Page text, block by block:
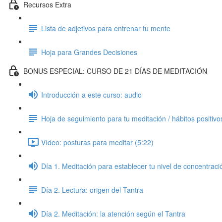
Recursos Extra
Lista de adjetivos para entrenar tu mente
Hoja para Grandes Decisiones
BONUS ESPECIAL: CURSO DE 21 DÍAS DE MEDITACIÓN
Introducción a este curso: audio
Hoja de seguimiento para tu meditación / hábitos
Vídeo: posturas para meditar (5:22)
Día 1. Meditación para establecer tu nivel de
Día 2. Lectura: origen del Tantra
Día 2. Meditación: la atención según el Tantra